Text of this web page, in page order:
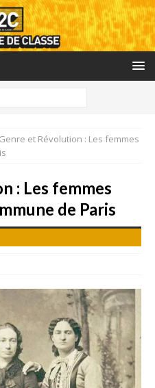
Genre et Révolution : Les femmes
: Les femmes
de Paris